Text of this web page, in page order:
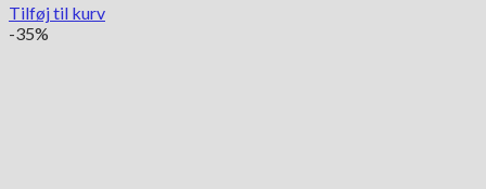
Tilføj til kurv
-35%